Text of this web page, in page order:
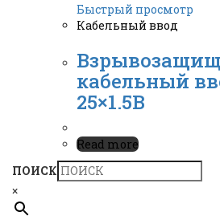
Быстрый просмотр
Кабельный ввод
кабельный
25×1.5B
Read more
ПОИСК
×